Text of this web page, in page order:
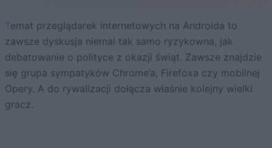
Temat przeglądarek internetowych na Androida to
zawsze dyskusja niemal tak samo ryzykowna, jak
debatowanie o polityce z okazji świąt. Zawsze znajdzie
się grupa sympatyków Chrome’a, Firefoxa czy mobilnej
Opery. A do rywalizacji dołącza właśnie kolejny wielki
gracz.